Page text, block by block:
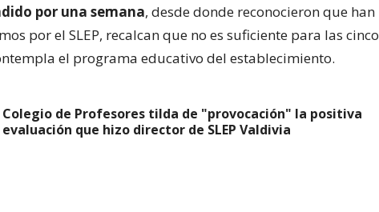
por una semana, desde donde reconocieron que han
por el SLEP, recalcan que no es suficiente para las cinco
el programa educativo del establecimiento.
Colegio de Profesores tilda de "provocación" la positiva
evaluación que hizo director de SLEP Valdivia